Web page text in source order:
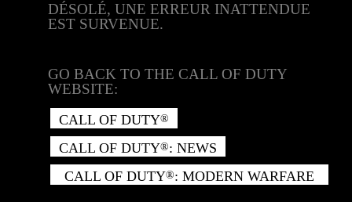
DÉSOLÉ, UNE ERREUR INATTENDUE
EST SURVENUE.
GO BACK TO THE CALL OF DUTY
WEBSITE:
CALL OF DUTY®
CALL OF DUTY®: NEWS
CALL OF DUTY®: MODERN WARFARE